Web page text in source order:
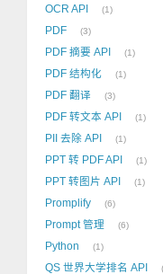
OCR API 1
PDF 3
PDF 摘要 API 1
PDF 结构化 1
PDF 翻译 3
PDF 转文本 API 1
PII 去除 API 1
PPT 转 PDF API 1
PPT 转图片 API 1
Promplify 6
Prompt 管理 6
Python 1
QS 世界大学排名 API